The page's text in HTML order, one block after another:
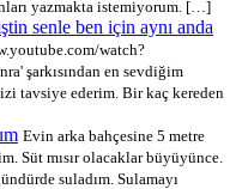
yazmakta istemiyorum. […]
senle ben için aynı anda
watch?
şarkısından en sevdiğim
tavsiye ederim. Bir kaç kereden
Evin arka bahçesine 5 metre
Süt mısır olacaklar büyüyünce.
suladım. Sulamayı